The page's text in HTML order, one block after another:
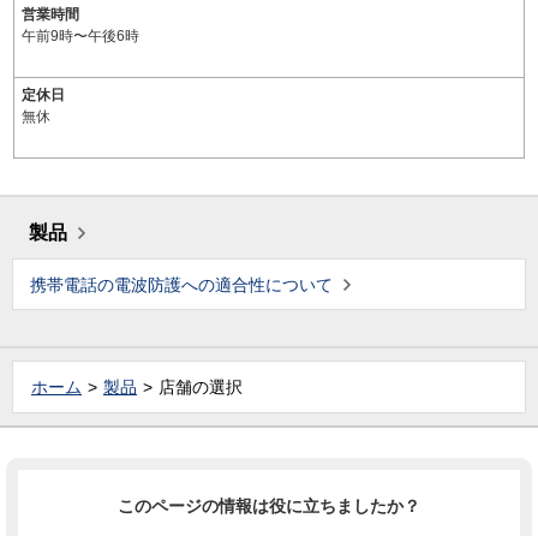
営業時間
午前9時〜午後6時
定休日
無休
製品
携帯電話の電波防護への適合性について
ホーム 製品 店舗の選択
このページの情報は役に立ちましたか？